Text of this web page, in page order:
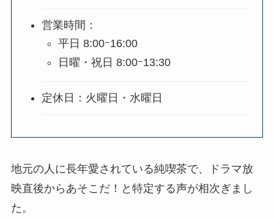
営業時間：
平日 8:00ｰ16:00
日曜・祝日 8:00ｰ13:30
定休日：火曜日・水曜日
地元の人に長年愛されている純喫茶で、ドラマ放
映直後からあそこだ！と特定する声が相次ぎまし
た。